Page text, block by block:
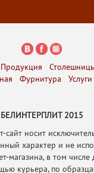
Продукция
Фурнитура Услуги
БЕЛИНТЕРПЛИТ 2015
сайт носит
характер и не
магазина, в том числе
курьера, по